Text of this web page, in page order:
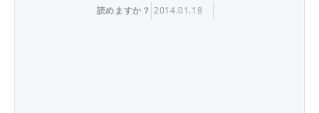
読めますか？ 2014.01.18